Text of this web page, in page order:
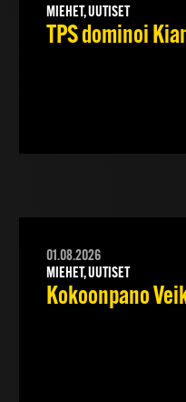
MIEHET, UUTISET
TPS dominoi
01.08.2026
MIEHET, UUTISET
Kokoonpano